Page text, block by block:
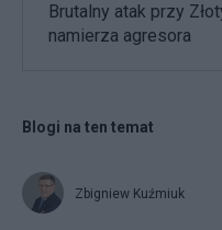
Brutalny atak przy
namierza agresora
Blogi na ten temat
Zbigniew Kuźmiuk